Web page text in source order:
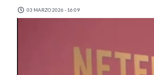
03 MARZO 2026 - 16:09